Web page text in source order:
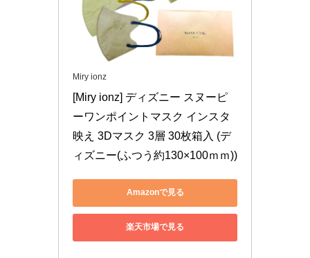
Miry ionz
[Miry ionz] ディズニー スヌーピ
ーワンポイントマスク インスタ
映え 3Dマスク 3層 30枚箱入 (デ
ィズニー(ふつう約130×100ｍｍ))
Amazonで見る
楽天市場で見る